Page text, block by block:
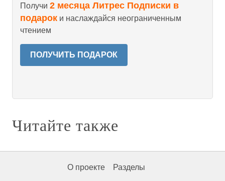
Получи 2 месяца Литрес Подписки в
подарок и наслаждайся неограниченным
чтением
ПОЛУЧИТЬ ПОДАРОК
Читайте также
О проекте Разделы